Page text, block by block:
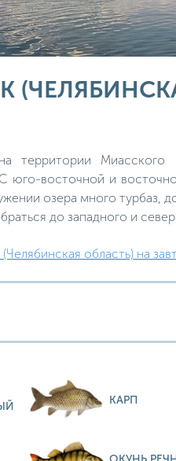
территории
юго-восточной и
озера много турбаз,
до западного и
область) на
КАРП